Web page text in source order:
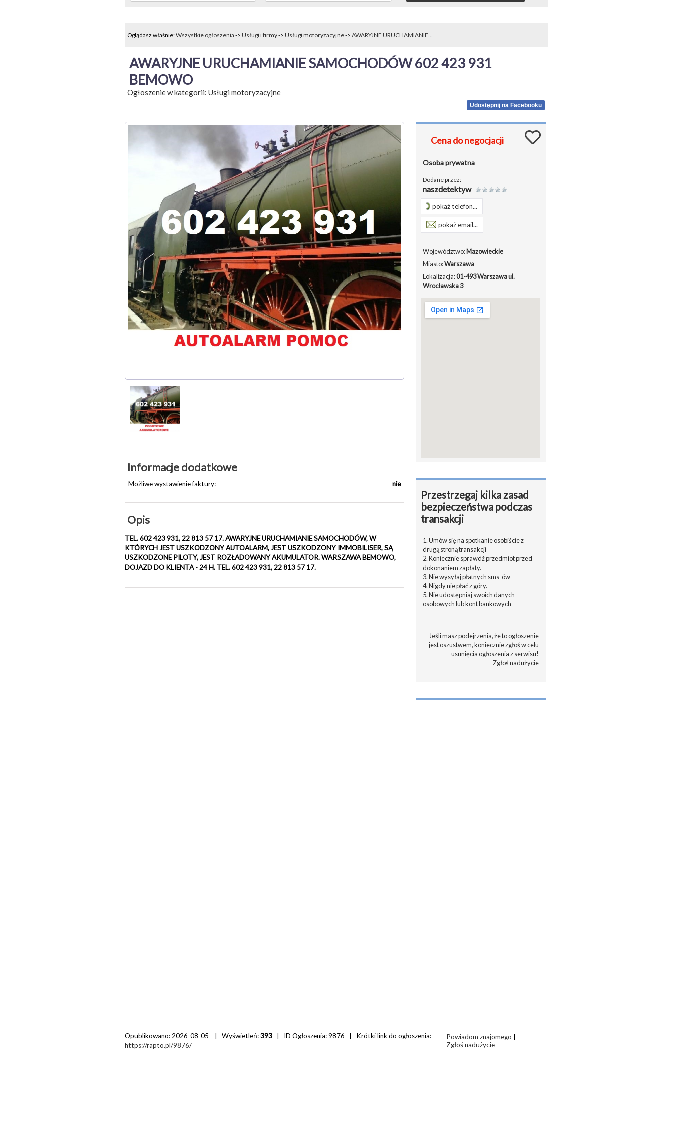
Oglądasz właśnie:Wszystkie ogłoszenia -> Usługi i firmy-> Usługi motoryzacyjne-> AWARYJNE URUCHAMIANIE...
AWARYJNE URUCHAMIANIE SAMOCHODÓW 602 423 931
BEMOWO
Ogłoszenie w kategorii: Usługi motoryzacyjne
Udostępnij na Facebooku
Informacje dodatkowe
Możliwe wystawienie faktury: nie
Opis
TEL. 602 423 931, 22 813 57 17. AWARYJNE URUCHAMIANIE SAMOCHODÓW, W
KTÓRYCH JEST USZKODZONY AUTOALARM, JEST USZKODZONY IMMOBILISER, SĄ
USZKODZONE PILOTY, JEST ROZŁADOWANY AKUMULATOR. WARSZAWA BEMOWO,
DOJAZD DO KLIENTA - 24 H. TEL. 602 423 931, 22 813 57 17.
Cena do negocjacji
Osoba prywatna
Dodane przez:
naszdetektyw
pokaż telefon...
pokaż email...
Województwo:Mazowieckie
Miasto:Warszawa
Lokalizacja:01-493 Warszawa ul.
Wrocławska 3
Przestrzegaj kilka zasad
bezpieczeństwa podczas
transakcji
1. Umów się na spotkanie osobiście z
drugą stroną transakcji
2. Koniecznie sprawdź przedmiot przed
dokonaniem zapłaty.
3. Nie wysyłaj płatnych sms-ów
4. Nigdy nie płać z góry.
5. Nie udostępniaj swoich danych
osobowych lub kont bankowych
Jeśli masz podejrzenia, że to ogłoszenie
jest oszustwem, koniecznie zgłoś w celu
usunięcia ogłoszenia z serwisu!
Zgłoś nadużycie
Opublikowano: 2026-08-05 | Wyświetleń:393| ID Ogłoszenia:9876 | Krótki link do ogłoszenia:
https://rapto.pl/9876/
Powiadom znajomego
Zgłoś nadużycie